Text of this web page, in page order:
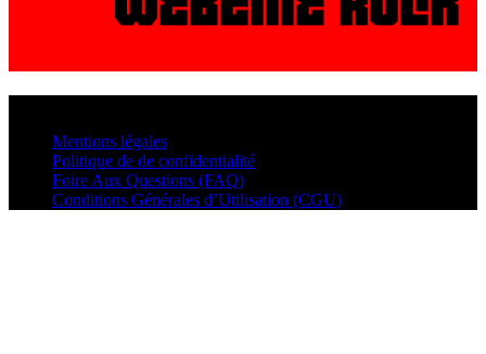
Mentions légales
Politique de de confidentialité
Foire Aux Questions (FAQ)
Conditions Générales d’Utilisation (CGU)